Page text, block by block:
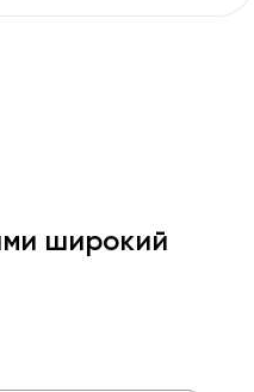
широкий